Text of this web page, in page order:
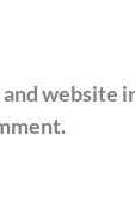
and website